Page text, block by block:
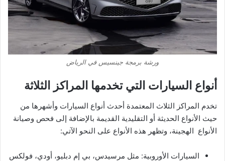
ورشة برمجة جينسيس في الرياض
أنواع السيارات التي تخدمها المراكز الثلاثة
تخدم المراكز الثلاث المعتمدة أحدث أنواع السيارات وأشهرها من
حيث الأنواع الحديثة أو التقليدية القديمة بالإضافة إلى فحص وصيانة
الأنواع الهجينة، وتظهر هذه الأنواع على النحو الآتي:
السيارات الأوروبية: مثل مرسيدس، بي إم دبليو، أودي، فولكس